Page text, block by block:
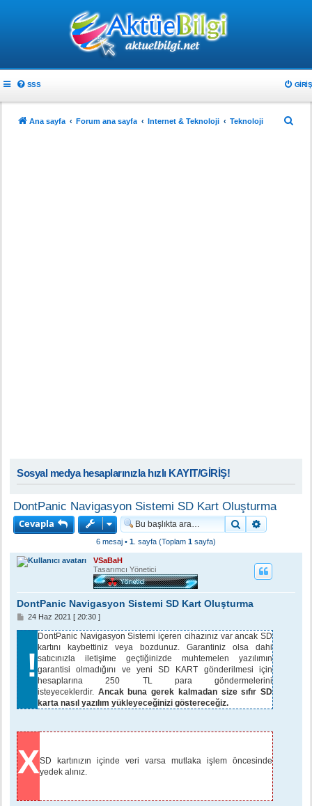
SSS GIRIŞ
Ana sayfa Forum ana sayfa Internet & Teknoloji Teknoloji
Sosyal medya hesaplarınızla hızlı KAYIT/GİRİŞ!
DontPanic Navigasyon Sistemi SD Kart Oluşturma
Cevapla
Ara
6 mesaj • 1 . sayfa (Toplam 1 sayfa)
VSaBaH
Tasarımcı Yönetici
DontPanic Navigasyon Sistemi SD Kart Oluşturma
M
24 Haz 2021 [ 20:30 ]
!
DontPanic Navigasyon Sistemi içeren cihazınız var ancak SD
kartını kaybettiniz veya bozdunuz. Garantiniz olsa dahi
satıcınızla iletişime geçtiğinizde muhtemelen yazılımın
garantisi olmadığını ve yeni SD KART gönderilmesi için
hesaplarına 250 TL para göndermelerini
isteyeceklerdir. Ancak buna gerek kalmadan size sıfır SD
karta nasıl yazılım yükleyeceğinizi göstereceğiz.
XSD kartınızın içinde veri varsa mutlaka işlem öncesinde
yedek alınız.